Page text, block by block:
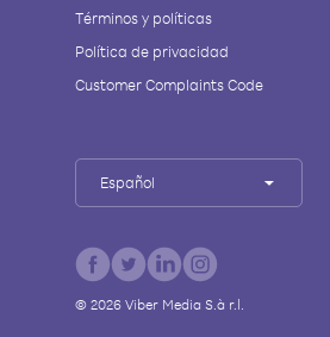
Términos y políticas
Política de privacidad
Customer Complaints Code
Español
© 2026Viber Media S.à r.l.